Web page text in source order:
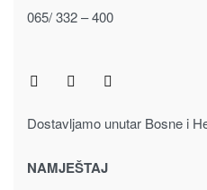
065/ 332 – 400
Dostavljamo unutar Bosne i
NAMJEŠTAJ